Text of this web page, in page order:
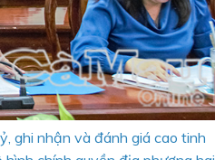
ghi nhận và đánh giá cao tinh